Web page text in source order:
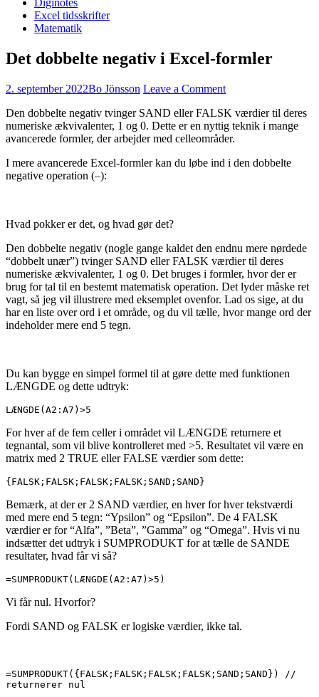
Diginotes
Excel tidsskrifter
Matematik
Det dobbelte negativ i Excel-formler
2. september 2022Bo Jönsson Leave a Comment
Den dobbelte negativ tvinger SAND eller FALSK værdier til deres
numeriske ækvivalenter, 1 og 0. Dette er en nyttig teknik i mange
avancerede formler, der arbejder med celleområder.
I mere avancerede Excel-formler kan du løbe ind i den dobbelte
negative operation (–):
Hvad pokker er det, og hvad gør det?
Den dobbelte negativ (nogle gange kaldet den endnu mere nørdede
“dobbelt unær”) tvinger SAND eller FALSK værdier til deres
numeriske ækvivalenter, 1 og 0. Det bruges i formler, hvor der er
brug for tal til en bestemt matematisk operation. Det lyder måske ret
vagt, så jeg vil illustrere med eksemplet ovenfor. Lad os sige, at du
har en liste over ord i et område, og du vil tælle, hvor mange ord der
indeholder mere end 5 tegn.
Du kan bygge en simpel formel til at gøre dette med funktionen
LÆNGDE og dette udtryk:
LÆNGDE(A2:A7)>5
For hver af de fem celler i området vil LÆNGDE returnere et
tegnantal, som vil blive kontrolleret med >5. Resultatet vil være en
matrix med 2 TRUE eller FALSE værdier som dette:
{FALSK;FALSK;FALSK;FALSK;SAND;SAND}
Bemærk, at der er 2 SAND værdier, en hver for hver tekstværdi
med mere end 5 tegn: “Ypsilon” og “Epsilon”. De 4 FALSK
værdier er for “Alfa”, ”Beta”, ”Gamma” og “Omega”. Hvis vi nu
indsætter det udtryk i SUMPRODUKT for at tælle de SANDE
resultater, hvad får vi så?
=SUMPRODUKT(LÆNGDE(A2:A7)>5)
Vi får nul. Hvorfor?
Fordi SAND og FALSK er logiske værdier, ikke tal.
=SUMPRODUKT({FALSK;FALSK;FALSK;FALSK;SAND;SAND}) //
returnerer nul